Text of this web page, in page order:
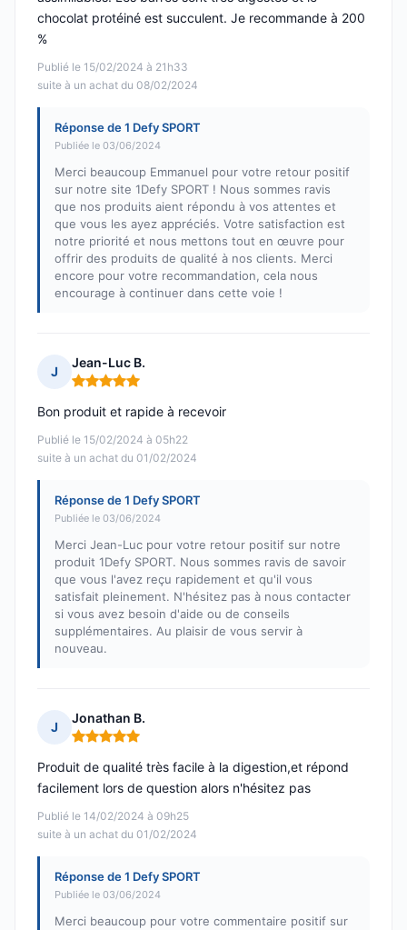
Publié le 15/02/2024 à 21h33
suite à un achat du 08/02/2024
chocolat protéiné est succulent. Je recommande à 200
%
Réponse de 1 Defy SPORT
Publiée le 03/06/2024
Merci beaucoup Emmanuel pour votre retour positif
sur notre site 1Defy SPORT ! Nous sommes ravis
que nos produits aient répondu à vos attentes et
que vous les ayez appréciés. Votre satisfaction est
notre priorité et nous mettons tout en œuvre pour
offrir des produits de qualité à nos clients. Merci
encore pour votre recommandation, cela nous
encourage à continuer dans cette voie !
J
Jean-Luc B.
Note : 5 sur 5
Publié le 15/02/2024 à 05h22
suite à un achat du 01/02/2024
Bon produit et rapide à recevoir
Réponse de 1 Defy SPORT
Publiée le 03/06/2024
Merci Jean-Luc pour votre retour positif sur notre
produit 1Defy SPORT. Nous sommes ravis de savoir
que vous l'avez reçu rapidement et qu'il vous
satisfait pleinement. N'hésitez pas à nous contacter
si vous avez besoin d'aide ou de conseils
supplémentaires. Au plaisir de vous servir à
nouveau.
J
Jonathan B.
Note : 5 sur 5
Publié le 14/02/2024 à 09h25
suite à un achat du 01/02/2024
Produit de qualité très facile à la digestion,et répond
facilement lors de question alors n'hésitez pas
Réponse de 1 Defy SPORT
Publiée le 03/06/2024
Merci beaucoup pour votre commentaire positif sur